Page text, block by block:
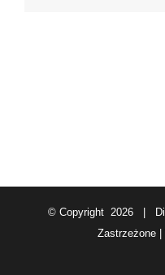
© Copyright 2026 |
Zastrzeżone |